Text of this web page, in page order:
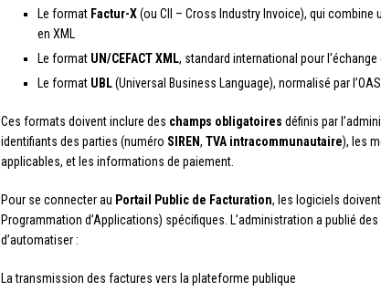
Le format Factur-X(ou CII – Cross Industry Invoice), qui combine
en XML
Le format UN/CEFACT XML, standard international pour
Le format UBL(Universal Business Language), normalisé par
Ces formats doivent inclure des champs obligatoires définis par
identifiants des parties (numéro SIREN, TVA intracommunautaire), les
applicables, et les informations de paiement.
Pour se connecter au Portail Public de Facturation, les logiciels
Programmation d’Applications) spécifiques. L’administration a publié
d’automatiser :
La transmission des factures vers la plateforme publique